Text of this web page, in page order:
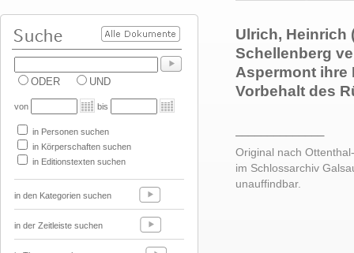
ODER UND
von bis
in Personen suchen
in Körperschaften suchen
in Editionstexten suchen
in den Kategorien suchen
in der Zeitleiste suchen
Ulrich, Heinrich
Schellenberg
Aspermont ihre
Vorbehalt des
Original nach
im Schlossarchiv
unauffindbar.